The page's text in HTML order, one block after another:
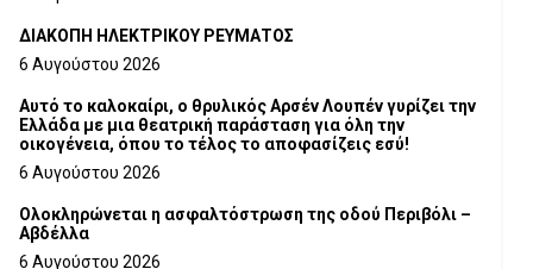
ΔΙΑΚΟΠΗ ΗΛΕΚΤΡΙΚΟΥ ΡΕΥΜΑΤΟΣ
6 Αυγούστου 2026
Αυτό το καλοκαίρι, ο θρυλικός Αρσέν Λουπέν γυρίζει την
Ελλάδα με μια θεατρική παράσταση για όλη την
οικογένεια, όπου το τέλος το αποφασίζεις εσύ!
6 Αυγούστου 2026
Ολοκληρώνεται η ασφαλτόστρωση της οδού Περιβόλι –
Αβδέλλα
6 Αυγούστου 2026